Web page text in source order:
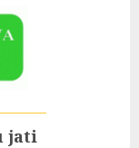
jati